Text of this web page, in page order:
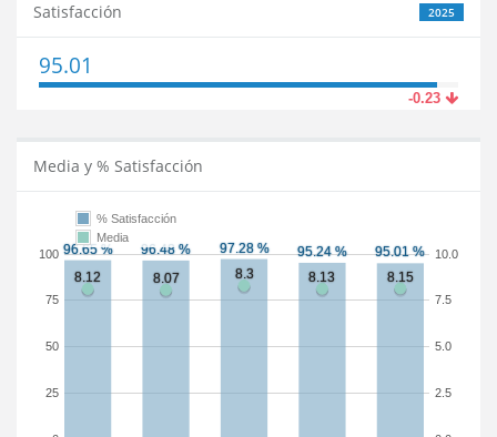
2025
Satisfacción
95.01
-0.23
Media y % Satisfacción
25
50
75
100
2.5
5.0
7.5
10.0
% Satisfacción
Media